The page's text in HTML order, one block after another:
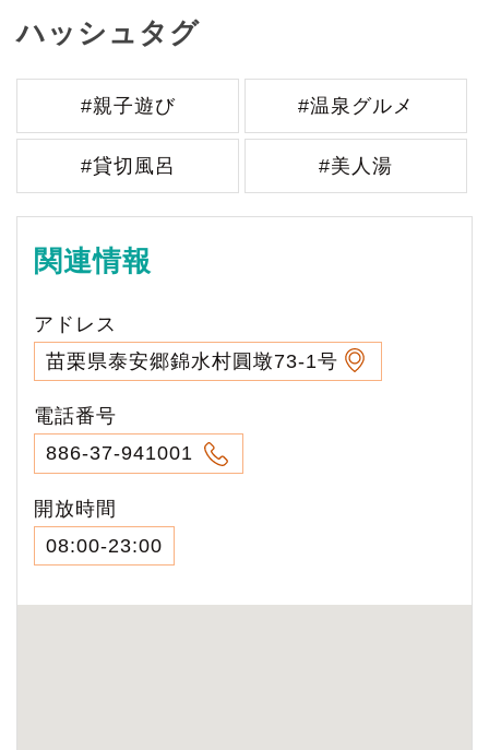
ハッシュタグ
#親子遊び #温泉グルメ
#貸切風呂 #美人湯
関連情報
アドレス
苗栗県泰安郷錦水村圓墩73-1号
電話番号
886-37-941001
開放時間
08:00-23:00